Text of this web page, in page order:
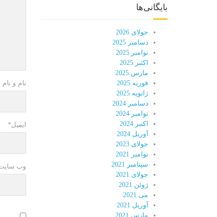
نام و
ایمیل*
وب
بایگانی‌ها
جولای 2026
دسامبر 2025
نوامبر 2025
اکتبر 2025
مارس 2025
فوریه 2025
ژانویه 2025
دسامبر 2024
نوامبر 2024
اکتبر 2024
آوریل 2024
جولای 2023
نوامبر 2021
سپتامبر 2021
جولای 2021
ژوئن 2021
می 2021
آوریل 2021
مارس 2021